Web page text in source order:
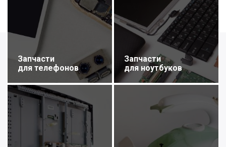
Запчасти
для телефонов
Запчасти
для ноутбуков